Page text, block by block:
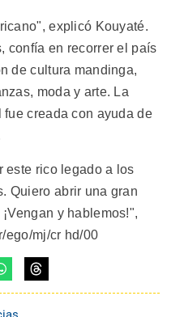
explicó Kouyaté.
confía en recorrer el país
de cultura mandinga,
moda y arte. La
creada con ayuda de
este rico legado a los
Quiero abrir una gran
y hablemos!",
ego/mj/cr hd/00